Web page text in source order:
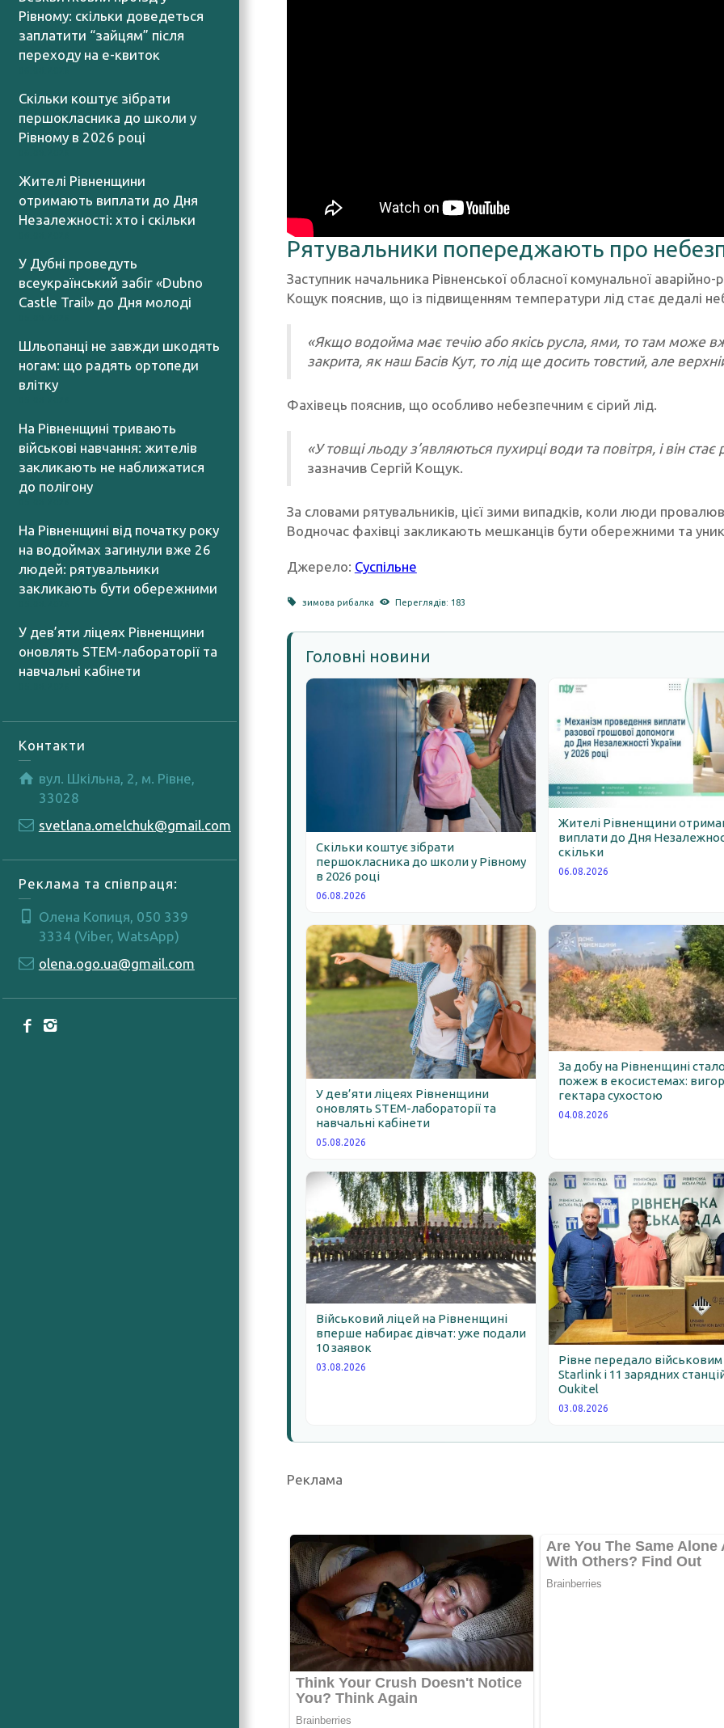
Рівному: скільки доведеться
заплатити “зайцям” після
переходу на е-квиток
Скільки коштує зібрати
першокласника до школи у
Рівному в 2026 році
Жителі Рівненщини
отримають виплати до Дня
Незалежності: хто і скільки
У Дубні проведуть
всеукраїнський забіг «Dubno
Castle Trail» до Дня молоді
Шльопанці не завжди шкодять
ногам: що радять ортопеди
влітку
На Рівненщині тривають
військові навчання: жителів
закликають не наближатися
до полігону
На Рівненщині від початку року
на водоймах загинули вже 26
людей: рятувальники
закликають бути обережними
У дев’яти ліцеях Рівненщини
оновлять STEM-лабораторії та
навчальні кабінети
Контакти
вул. Шкільна, 2, м. Рівне,
33028
svetlana.omelchuk@gmail.com
Реклама та співпраця:
Олена Копиця, 050 339
3334 (Viber, WatsApp)
olena.ogo.ua@gmail.com
Рятувальники попереджають про
Заступник начальника Рівненської обласної комунальної
Кощук пояснив, що із підвищенням температури лід стає дедалі
«Якщо водойма має течію або якісь русла, ями, то там може
закрита, як наш Басів Кут, то лід ще досить товстий, але
Фахівець пояснив, що особливо небезпечним є сірий лід.
«У товщі льоду з’являються пухирці води та повітря, і він
зазначив Сергій Кощук.
За словами рятувальників, цієї зими випадків, коли люди
Водночас фахівці закликають мешканців бути обережними та
Джерело: Суспільне
зимова рибалка Переглядів: 183
Головні новини
Скільки коштує зібрати
першокласника до школи у Рівному
в 2026 році
06.08.2026
Жителі Рівненщини
виплати до Дня
скільки
06.08.2026
У дев’яти ліцеях Рівненщини
оновлять STEM-лабораторії та
навчальні кабінети
05.08.2026
За добу на Рівненщині
пожеж в екосистемах:
гектара сухостою
04.08.2026
Військовий ліцей на Рівненщині
вперше набирає дівчат: уже подали
10 заявок
03.08.2026
Рівне передало військовим
Starlink і 11 зарядних
Oukitel
03.08.2026
Реклама